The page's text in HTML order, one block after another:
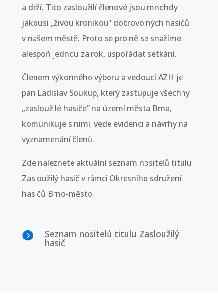
a drží. Tito zasloužilí členové jsou mnohdy
jakousi „živou kronikou“ dobrovolných hasičů
v našem městě. Proto se pro ně se snažíme,
alespoň jednou za rok, uspořádat setkání.
Členem výkonného výboru a vedoucí AZH je
pan Ladislav Soukup, který zastupuje všechny
„zasloužilé hasiče“ na území města Brna,
komunikuje s nimi, vede evidenci a návrhy na
vyznamenání členů.
Zde naleznete aktuální seznam nositelů titulu
Zasloužilý hasič v rámci Okresního sdružení
hasičů Brno-město.
 Seznam nositelů titulu Zasloužilý
hasič